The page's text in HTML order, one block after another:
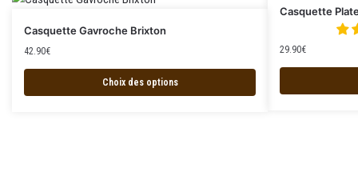
Casquette Gavroche Brixton
42.90€
Choix des options
Casquette
29.90€